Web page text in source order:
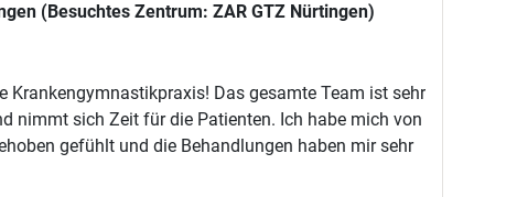
(Besuchtes Zentrum: ZAR GTZ Nürtingen)
Krankengymnastikpraxis! Das gesamte Team ist sehr
nimmt sich Zeit für die Patienten. Ich habe mich von
gefühlt und die Behandlungen haben mir sehr